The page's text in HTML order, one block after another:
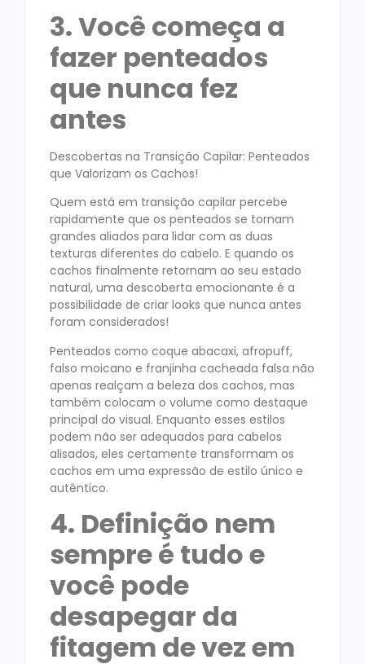
3. Você começa a
fazer penteados
que nunca fez
antes
Descobertas na Transição Capilar: Penteados
que Valorizam os Cachos!
Quem está em transição capilar percebe
rapidamente que os penteados se tornam
grandes aliados para lidar com as duas
texturas diferentes do cabelo. E quando os
cachos finalmente retornam ao seu estado
natural, uma descoberta emocionante é a
possibilidade de criar looks que nunca antes
foram considerados!
Penteados como coque abacaxi, afropuff,
falso moicano e franjinha cacheada falsa não
apenas realçam a beleza dos cachos, mas
também colocam o volume como destaque
principal do visual. Enquanto esses estilos
podem não ser adequados para cabelos
alisados, eles certamente transformam os
cachos em uma expressão de estilo único e
autêntico.
4. Definição nem
sempre é tudo e
você pode
desapegar da
fitagem de vez em